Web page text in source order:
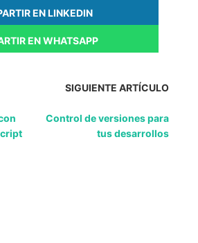
EN LINKEDIN
EN WHATSAPP
SIGUIENTE ARTÍCULO
Control de versiones para
tus desarrollos